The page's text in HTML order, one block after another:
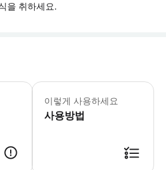
을 취하세요.
- 하차 지점: 가리발디 광장의 중앙 기
이렇게 사용하세요
사용방법